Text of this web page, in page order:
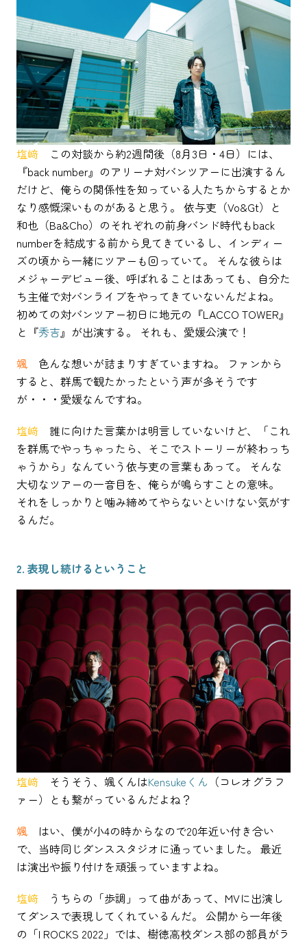
塩﨑 この対談から約2週間後（8月3日・4日）には、
『back number』のアリーナ対バンツアーに出演するん
だけど、俺らの関係性を知っている人たちからするとか
なり感慨深いものがあると思う。 依与吏（Vo&Gt）と
和也（Ba&Cho）のそれぞれの前身バンド時代もback
numberを結成する前から見てきているし、インディー
ズの頃から一緒にツアーも回っていて。 そんな彼らは
メジャーデビュー後、呼ばれることはあっても、自分た
ち主催で対バンライブをやってきていないんだよね。
初めての対バンツアー初日に地元の『LACCO TOWER』
と『秀吉』が出演する。 それも、愛媛公演で！
颯 色んな想いが詰まりすぎていますね。 ファンから
すると、群馬で観たかったという声が多そうです
が・・・愛媛なんですね。
塩﨑 誰に向けた言葉かは明言していないけど、「これ
を群馬でやっちゃったら、そこでストーリーが終わっち
ゃうから」なんていう依与吏の言葉もあって。 そんな
大切なツアーの一音目を、俺らが鳴らすことの意味。
それをしっかりと噛み締めてやらないといけない気がす
るんだ。
2. 表現し続けるということ
塩﨑 そうそう、颯くんはKensukeくん （コレオグラフ
ァー）とも繋がっているんだよね？
颯 はい、僕が小4の時からなので20年近い付き合い
で、当時同じダンススタジオに通っていました。 最近
は演出や振り付けを頑張っていますよね。
塩﨑 うちらの「歩調」って曲があって、MVに出演し
てダンスで表現してくれているんだ。 公開から一年後
の「I ROCKS 2022」では、樹徳高校ダンス部の部員がラ